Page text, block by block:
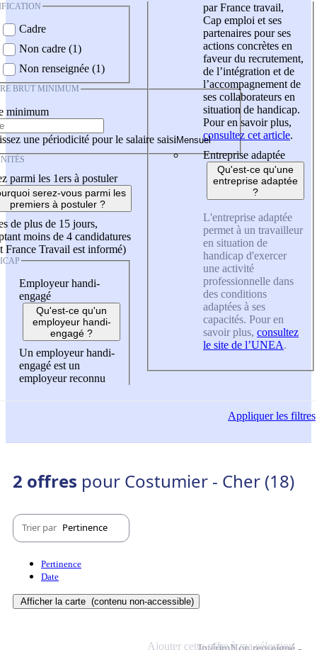
Cadre
Non cadre (1)
Non renseignée (1)
BRUT MINIMUM
minimum
une périodicité pour le salaire saisi
parmi les 1ers à postuler
serez-vous parmi les
premiers à postuler ?
de plus de 15 jours,
moins de 4 candidatures
France Travail est informé)
Employeur handi-
engagé
Qu'est-ce qu'un
employeur handi-
engagé ?
Un employeur handi-
engagé est un
employeur reconnu
par France travail,
Cap emploi et ses
partenaires pour ses
actions concrètes en
faveur du recrutement,
de l’intégration et de
l’accompagnement de
ses collaborateurs en
situation de handicap.
Pour en savoir plus,
consultez cet article.
Entreprise adaptée
Qu'est-ce qu'une
entreprise adaptée
?
L'entreprise adaptée
permet à un travailleur
en situation de
handicap d'exercer
une activité
professionnelle dans
des conditions
adaptées à ses
capacités. Pour en
savoir plus, consultez
le site de l’UNEA.
Appliquerles filtres
2 offres pour Costumier - Cher (18)
Trier par Pertinence
Pertinence
Date
Afficher la carte (contenu non-accessible)
Ajouter cette offre à ma sélection